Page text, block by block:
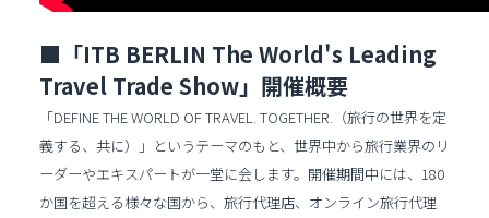
■「ITB BERLIN The World's Leading
Travel Trade Show」開催概要
「DEFINE THE WORLD OF TRAVEL. TOGETHER.（旅行の世界を定
義する、共に）」というテーマのもと、世界中から旅行業界のリ
ーダーやエキスパートが一堂に会します。開催期間中には、180
か国を超える様々な国から、旅行代理店、オンライン旅行代理